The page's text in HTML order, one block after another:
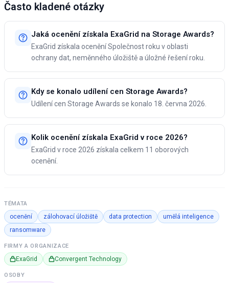
Často kladené otázky
Jaká ocenění získala ExaGrid na Storage Awards?
ExaGrid získala ocenění Společnost roku v oblasti
ochrany dat, neměnného úložiště a úložné řešení roku.
Kdy se konalo udílení cen Storage Awards?
Udílení cen Storage Awards se konalo 18. června 2026.
Kolik ocenění získala ExaGrid v roce 2026?
ExaGrid v roce 2026 získala celkem 11 oborových
ocenění.
TÉMATA
ocenění zálohovací úložiště data protection
umělá inteligence
ransomware
FIRMY A ORGANIZACE
ExaGrid Convergent Technology
OSOBY